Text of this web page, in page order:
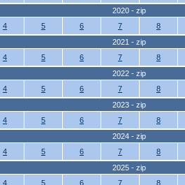
2020 - zip
4 5 6 7
8
2021 - zip
4 5 6 7
8
2022 - zip
4 5 6 7
8
2023 - zip
4 5 6 7
8
2024 - zip
4 5 6 7
8
2025 - zip
4 5 6 7
8